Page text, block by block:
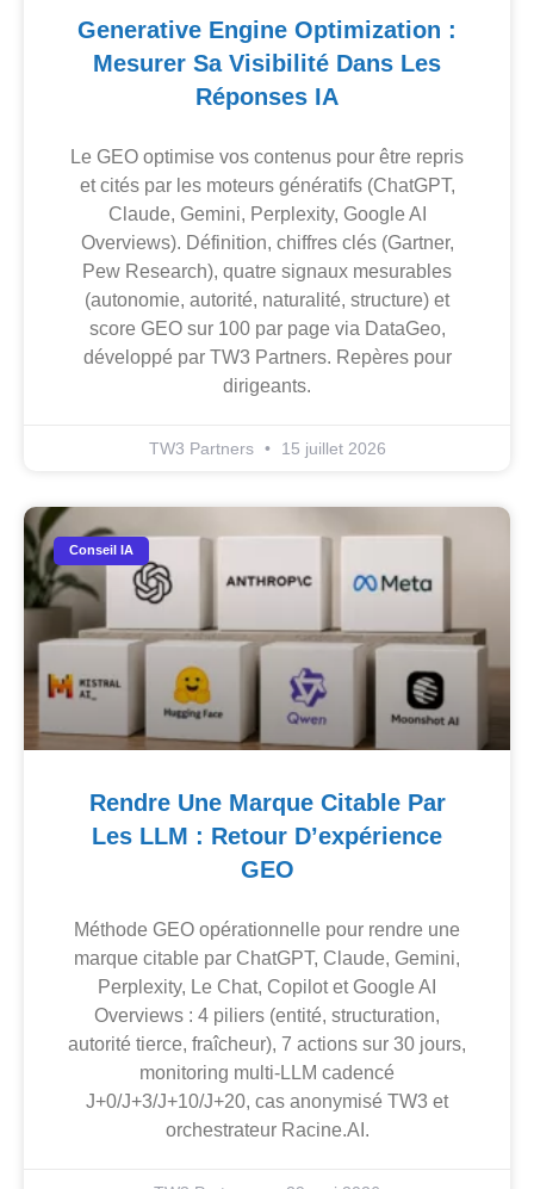
Generative Engine Optimization :
Mesurer Sa Visibilité Dans Les
Réponses IA
Le GEO optimise vos contenus pour être repris
et cités par les moteurs génératifs (ChatGPT,
Claude, Gemini, Perplexity, Google AI
Overviews). Définition, chiffres clés (Gartner,
Pew Research), quatre signaux mesurables
(autonomie, autorité, naturalité, structure) et
score GEO sur 100 par page via DataGeo,
développé par TW3 Partners. Repères pour
dirigeants.
TW3 Partners 15 juillet 2026
Conseil IA
Rendre Une Marque Citable Par
Les LLM : Retour D’expérience
GEO
Méthode GEO opérationnelle pour rendre une
marque citable par ChatGPT, Claude, Gemini,
Perplexity, Le Chat, Copilot et Google AI
Overviews : 4 piliers (entité, structuration,
autorité tierce, fraîcheur), 7 actions sur 30 jours,
monitoring multi-LLM cadencé
J+0/J+3/J+10/J+20, cas anonymisé TW3 et
orchestrateur Racine.AI.